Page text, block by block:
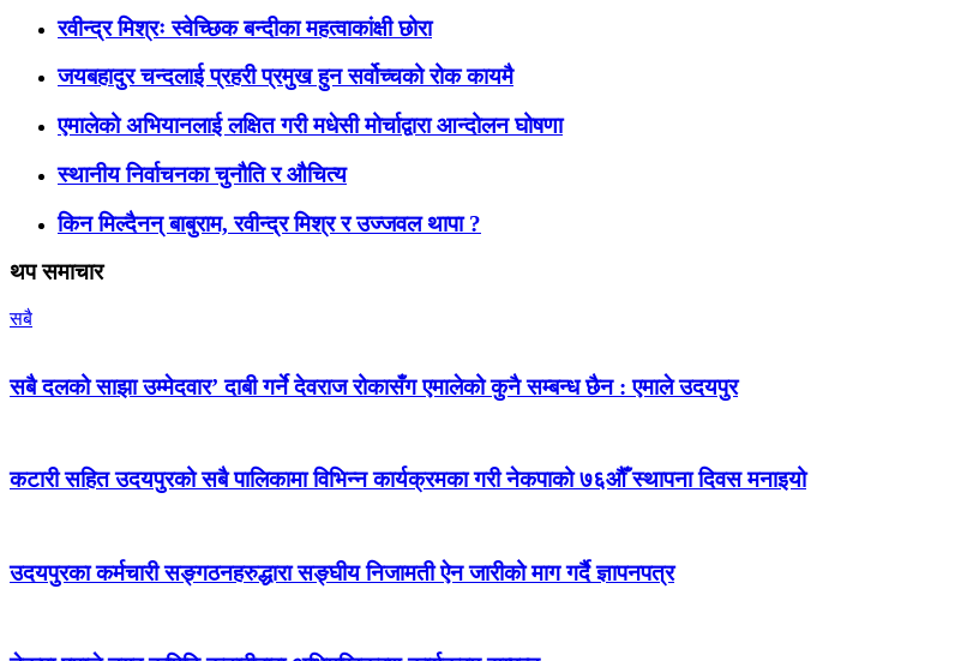
रवीन्द्र मिश्रः स्वेच्छिक बन्दीका महत्वाकांक्षी छोरा
जयबहादुर चन्दलाई प्रहरी प्रमुख हुन सर्वोच्चको रोक कायमै
एमालेको अभियानलाई लक्षित गरी मधेसी मोर्चाद्वारा आन्दोलन घोषणा
स्थानीय निर्वाचनका चुनौति र औचित्य
किन मिल्दैनन् बाबुराम, रवीन्द्र मिश्र र उज्जवल थापा ?
थप समाचार
सबै
सबै दलको साझा उम्मेदवार’ दाबी गर्ने देवराज रोकासँग एमालेको कुनै सम्बन्ध छैन : एमाले उदयपुर
कटारी सहित उदयपुरको सबै पालिकामा विभिन्न कार्यक्रमका गरी नेकपाको ७६औँ स्थापना दिवस मनाइयो
उदयपुरका कर्मचारी सङ्गठनहरुद्धारा सङ्घीय निजामती ऐन जारीको माग गर्दै ज्ञापनपत्र